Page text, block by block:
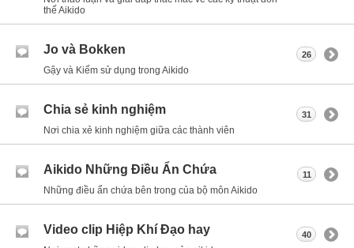
thế Aikido
Jo và Bokken
Gậy và Kiếm sử dụng trong Aikido
26
Chia sẻ kinh nghiệm
Nơi chia xẻ kinh nghiệm giữa các thành viên
31
Aikido Những Điều Ẩn Chứa
Những điều ẩn chứa bên trong của bộ môn Aikido
11
Video clip Hiệp Khí Đạo hay 40